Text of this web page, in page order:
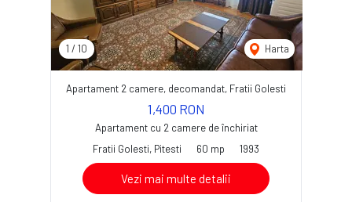
1 / 10 Harta
Apartament 2 camere, decomandat, Fratii Golesti
1,400 RON
Apartament cu 2 camere de închiriat
Fratii Golesti, Pitesti
60 mp 1993
Vezi mai multe detalii